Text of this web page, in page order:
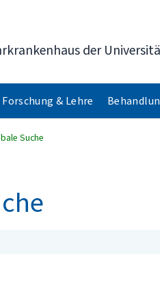
der
Forschung & Lehre
Suche